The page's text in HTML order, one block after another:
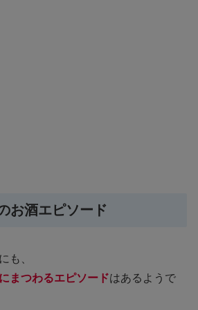
お酒エピソード
も、
まつわるエピソードはあるようで